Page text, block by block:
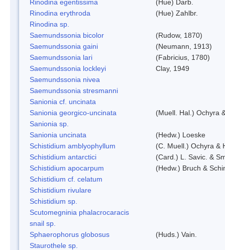
Rinodina egentissima
(Hue) Darb.
Rinodina erythroda
(Hue) Zahlbr.
Rinodina sp.
Saemundssonia bicolor
(Rudow, 1870)
Saemundssonia gaini
(Neumann, 1913)
Saemundssonia lari
(Fabricius, 1780)
Saemundssonia lockleyi
Clay, 1949
Saemundssonia nivea
Saemundssonia stresmanni
Sanionia cf. uncinata
Sanionia georgico-uncinata
(Muell. Hal.) Ochyra
Sanionia sp.
Sanionia uncinata
(Hedw.) Loeske
Schistidium amblyophyllum
(C. Muell.) Ochyra &
Schistidium antarctici
(Card.) L. Savic. &
Schistidium apocarpum
(Hedw.) Bruch &
Schistidium cf. celatum
Schistidium rivulare
Schistidium sp.
Scutomegninia phalacrocaracis
snail sp.
Sphaerophorus globosus
(Huds.) Vain.
Staurothele sp.